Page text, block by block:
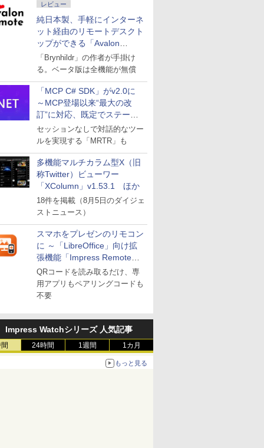
レビュー
純日本製、手軽にインターネ
ット経由のリモートデスクト
ップができる「Avalon
remote」
「Brynhildr」の作者が手掛け
る。ベータ版は全機能が無償
「MCP C# SDK」がv2.0に
～MCP登場以来“最大の改
訂”に対応、既定でステート
レスへ
セッションなしで対話的なツー
ルを実現する「MRTR」も
多機能マルチカラム型X（旧
称Twitter）ビューワー
「XColumn」v1.53.1 ほか
18件を掲載（8月5日のダイジェ
ストニュース）
スマホをプレゼンのリモコン
に ～「LibreOffice」向け拡
張機能「Impress Remote」
が公開
QRコードを読み取るだけ、専
用アプリもペアリングコードも
不要
Impress Watchシリーズ 人気記事
24時間 1週間 1カ月
もっと見る